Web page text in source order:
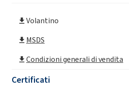
Volantino
MSDS
Condizioni generali di vendita
Certificati